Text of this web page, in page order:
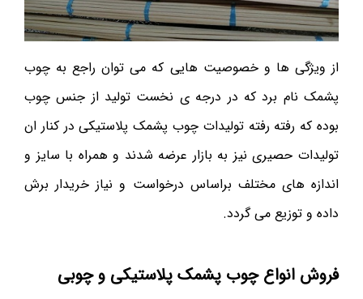
از ویژگی ها و خصوصیت هایی که می توان راجع به چوب
پشمک نام برد که در درجه ی نخست تولید از جنس چوب
بوده که رفته رفته تولیدات چوب پشمک پلاستیکی در کنار ان
تولیدات حصیری نیز به بازار عرضه شدند و همراه با سایز و
اندازه های مختلف براساس درخواست و نیاز خریدار برش
داده و توزیع می گردد.
فروش انواع چوب پشمک پلاستیکی و چوبی